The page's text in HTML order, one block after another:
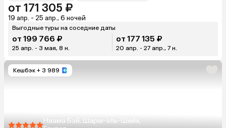
от 171 305 ₽
19 апр. - 25 апр., 6 ночей
Выгодные туры на соседние даты
от 199 766 ₽
25 апр. - 3 мая, 8 н.
от 177 135 ₽
20 апр. - 27 апр., 7 н.
Кешбэк + 3 989
Наама Бэй, Шарм-эль-Шейх,